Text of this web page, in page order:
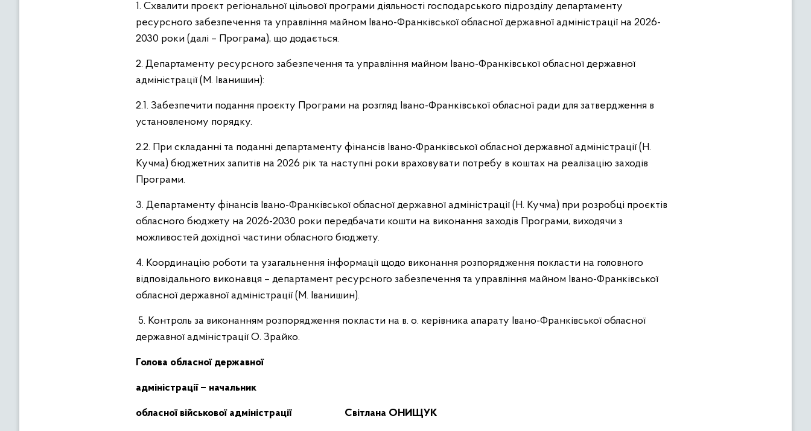
1. Схвалити проєкт регіональної цільової програми діяльності господарського підрозділу департаменту
ресурсного забезпечення та управління майном Івано-Франківської обласної державної адміністрації на 2026-
2030 роки (далі – Програма), що додається.
2. Департаменту ресурсного забезпечення та управління майном Івано-Франківської обласної державної
адміністрації (М. Іванишин):
2.1. Забезпечити подання проєкту Програми на розгляд Івано-Франківської обласної ради для затвердження в
установленому порядку.
2.2. При складанні та поданні департаменту фінансів Івано-Франківської обласної державної адміністрації (Н.
Кучма) бюджетних запитів на 2026 рік та наступні роки враховувати потребу в коштах на реалізацію заходів
Програми.
3. Департаменту фінансів Івано-Франківської обласної державної адміністрації (Н. Кучма) при розробці проєктів
обласного бюджету на 2026-2030 роки передбачати кошти на виконання заходів Програми, виходячи з
можливостей дохідної частини обласного бюджету.
4. Координацію роботи та узагальнення інформації щодо виконання розпорядження покласти на головного
відповідального виконавця – департамент ресурсного забезпечення та управління майном Івано-Франківської
обласної державної адміністрації (М. Іванишин).
5. Контроль за виконанням розпорядження покласти на в. о. керівника апарату Івано-Франківської обласної
державної адміністрації О. Зрайко.
Голова обласної державної
адміністрації – начальник
обласної військової адміністрації Світлана ОНИЩУК